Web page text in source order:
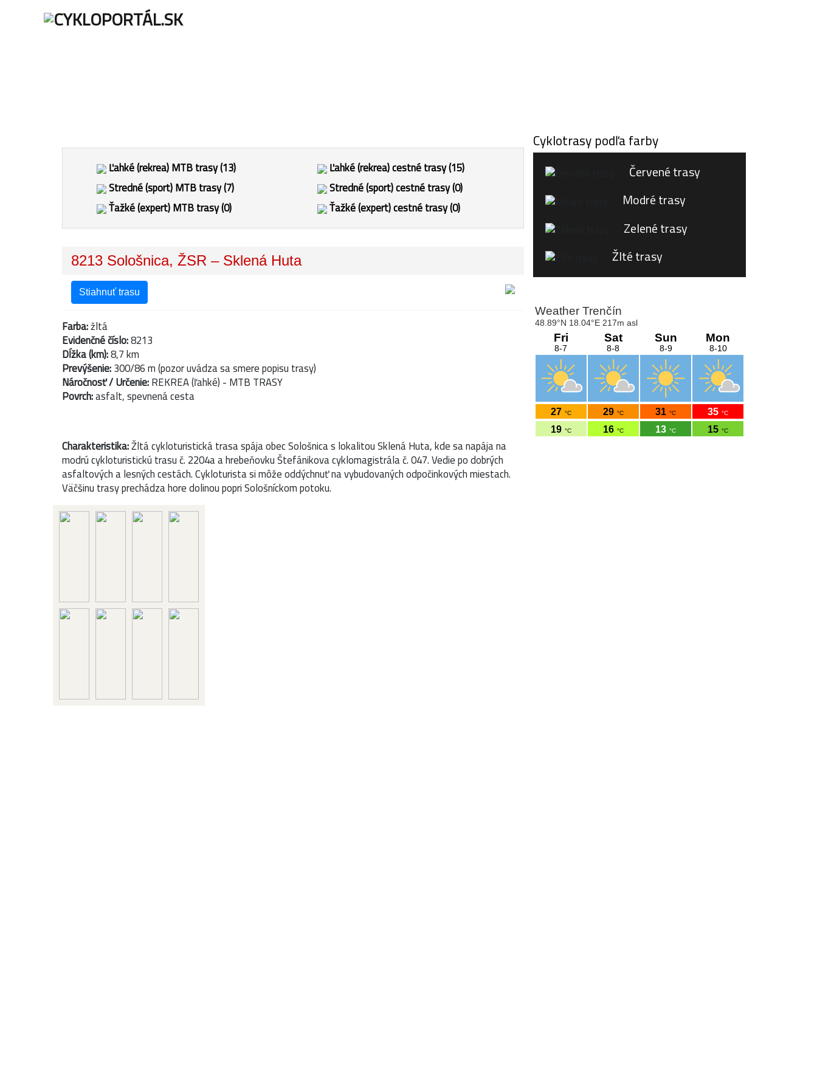
Ľahké (rekrea) MTB trasy (13)
Stredné (sport) MTB trasy (7)
Ťažké (expert) MTB trasy (0)
Ľahké (rekrea) cestné trasy (15)
Stredné (sport) cestné trasy (0)
Ťažké (expert) cestné trasy (0)
8213 Sološnica, ŽSR – Sklená Huta
Stiahnuť trasu
Farba:žltá
Evidenčné číslo:8213
Dĺžka (km):8,7 km
Prevýšenie:300/86 m (pozor uvádza sa smere popisu trasy)
Náročnosť / Určenie:REKREA (ľahké) - MTB TRASY
Povrch:asfalt, spevnená cesta
Charakteristika:Žltá cykloturistická trasa spája obec Sološnica s lokalitou Sklená Huta, kde sa napája na
modrú cykloturistickú trasu č. 2204a a hrebeňovku Štefánikova cyklomagistrála č. 047. Vedie po dobrých
asfaltových a lesných cestách. Cykloturista si môže oddýchnuť na vybudovaných odpočinkových miestach.
Väčšinu trasy prechádza hore dolinou popri Sološníckom potoku.
Cyklotrasy podľa farby
Červené trasy
Modré trasy
Zelené trasy
Žlté trasy